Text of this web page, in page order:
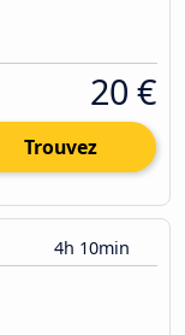
20 €
Trouvez
4h 10min